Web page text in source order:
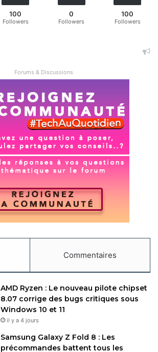
100
Followers
0
Followers
100
Followers
Forums & Discussions
Commentaires
AMD Ryzen : Le nouveau pilote chipset
8.07 corrige des bugs critiques sous
Windows 10 et 11
il y a 4 jours
Samsung Galaxy Z Fold 8 : Les
précommandes battent tous les